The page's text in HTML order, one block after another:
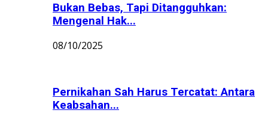
Bukan Bebas, Tapi Ditangguhkan:
Mengenal Hak...
08/10/2025
Pernikahan Sah Harus Tercatat: Antara
Keabsahan...